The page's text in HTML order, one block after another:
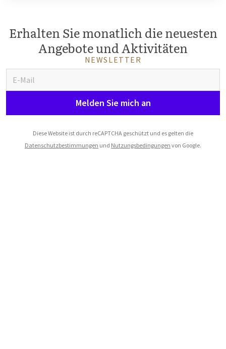
Erhalten Sie monatlich die neuesten
Angebote und Aktivitäten
NEWSLETTER
Melden Sie mich an
Diese Website ist durch reCAPTCHA geschützt und es gelten die
Datenschutzbestimmungen und Nutzungsbedingungen von Google.